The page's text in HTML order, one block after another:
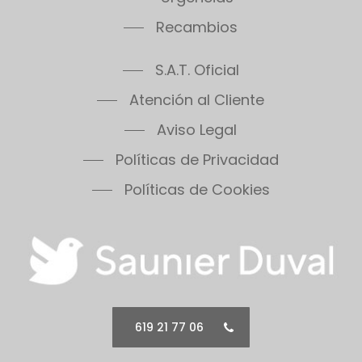
Recambios
S.A.T. Oficial
Atención al Cliente
Aviso Legal
Políticas de Privacidad
Políticas de Cookies
619 21 77 06